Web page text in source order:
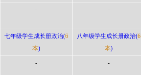
-
七年级学生成长册政治(6
本)
-
-
八年级学生成长册政治(6
本)
-